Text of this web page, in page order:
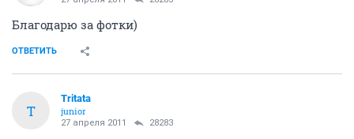
Благодарю за фотки)
ОТВЕТИТЬ
T
Tritata
junior
27 апреля 2011 28283